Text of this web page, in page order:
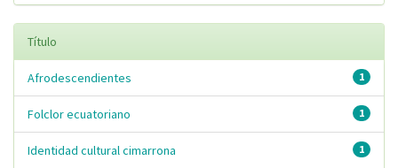
Título
1
Afrodescendientes
1
Folclor ecuatoriano
1
Identidad cultural cimarrona